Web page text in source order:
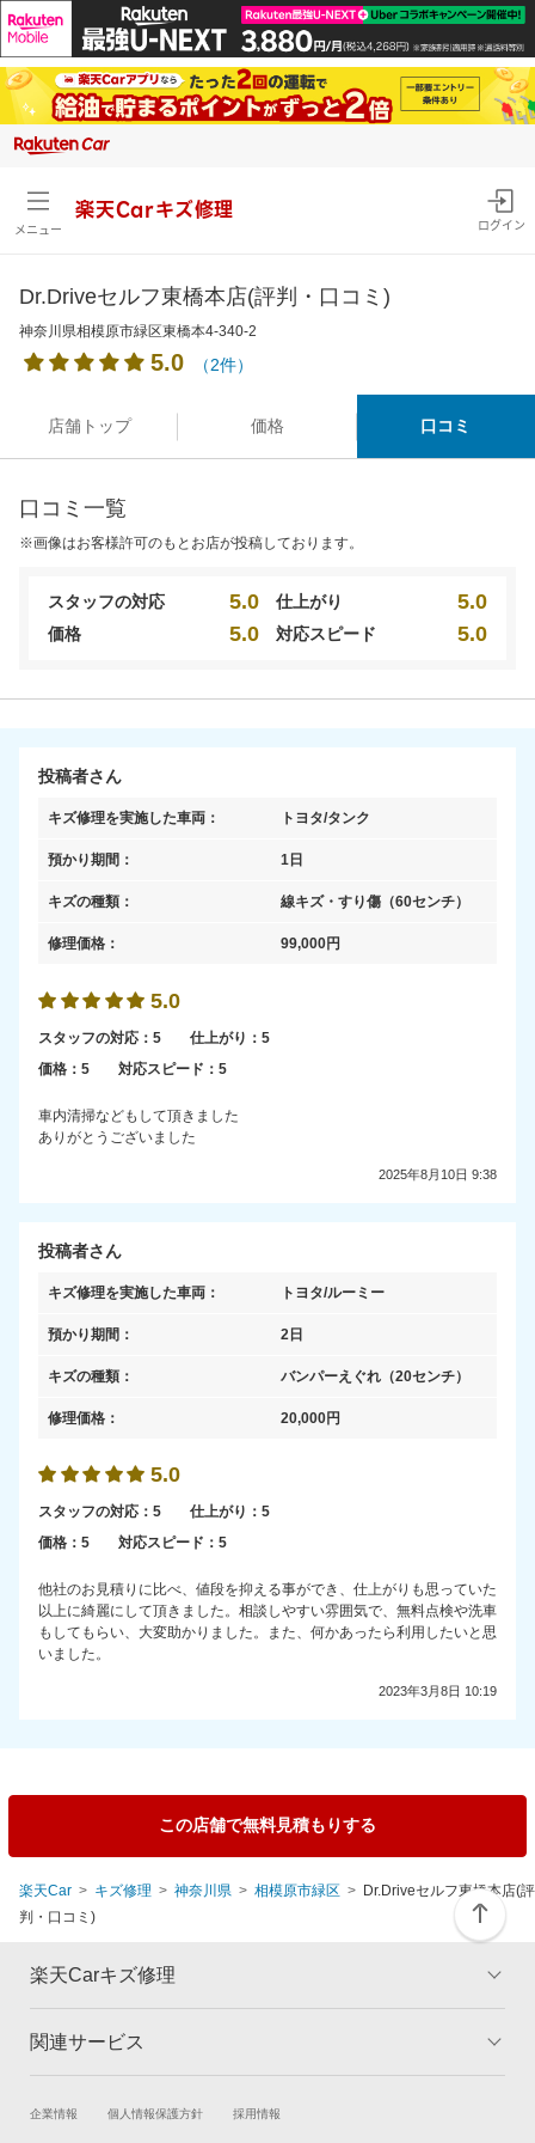
メニュー
楽天Carキズ修理
ログイン
Dr.Driveセルフ東橋本店(評判・口コミ)
神奈川県相模原市緑区東橋本4-340-2
5.0 （2件）
店舗トップ 価格 口コミ
口コミ一覧
※画像はお客様許可のもとお店が投稿しております。
スタッフの対応 5.0 仕上がり 5.0
価格 5.0 対応スピード 5.0
投稿者さん
キズ修理を実施した車両： トヨタ/タンク
預かり期間： 1日
キズの種類： 線キズ・すり傷 （60センチ）
修理価格： 99,000円
5.0
スタッフの対応： 5 仕上がり： 5
価格： 5 対応スピード： 5
車内清掃などもして頂きました
ありがとうございました
2025年8月10日 9:38
投稿者さん
キズ修理を実施した車両： トヨタ/ルーミー
預かり期間： 2日
キズの種類： バンパーえぐれ （20センチ）
修理価格： 20,000円
5.0
スタッフの対応： 5 仕上がり： 5
価格： 5 対応スピード： 5
他社のお見積りに比べ、値段を抑える事ができ、仕上がりも思っていた
以上に綺麗にして頂きました。相談しやすい雰囲気で、無料点検や洗車
もしてもらい、大変助かりました。また、何かあったら利用したいと思
いました。
2023年3月8日 10:19
この店舗で無料見積もりする
楽天Car キズ修理 神奈川県 相模原市緑区
Dr.Driveセルフ東橋本店(評
判・口コミ)
楽天Carキズ修理
トップ
板金とは キャンペーン一覧
関連サービス
試乗・商談 新車購入
企業情報 個人情報保護方針 採用情報